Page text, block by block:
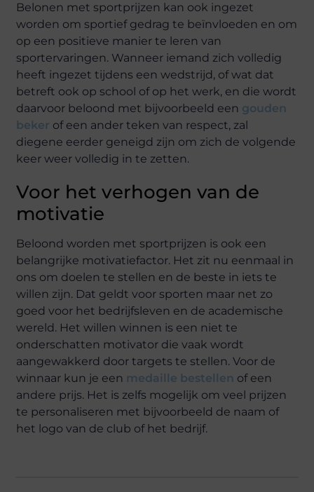
Belonen met sportprijzen kan ook ingezet
worden om sportief gedrag te beïnvloeden en om
op een positieve manier te leren van
sportervaringen. Wanneer iemand zich volledig
heeft ingezet tijdens een wedstrijd, of wat dat
betreft ook op school of op het werk, en die wordt
daarvoor beloond met bijvoorbeeld een gouden
beker of een ander teken van respect, zal
diegene eerder geneigd zijn om zich de volgende
keer weer volledig in te zetten.
Voor het verhogen van de
motivatie
Beloond worden met sportprijzen is ook een
belangrijke motivatiefactor. Het zit nu eenmaal in
ons om doelen te stellen en de beste in iets te
willen zijn. Dat geldt voor sporten maar net zo
goed voor het bedrijfsleven en de academische
wereld. Het willen winnen is een niet te
onderschatten motivator die vaak wordt
aangewakkerd door targets te stellen. Voor de
winnaar kun je een medaille bestellen of een
andere prijs. Het is zelfs mogelijk om veel prijzen
te personaliseren met bijvoorbeeld de naam of
het logo van de club of het bedrijf.